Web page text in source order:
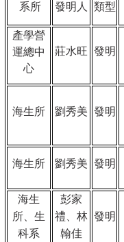
系所 發明人 類型
產學營
運總中
心
莊水旺 發明
海生所 劉秀美 發明
海生所 劉秀美 發明
海生
所、生
科系
彭家
禮、林
翰佳
發明